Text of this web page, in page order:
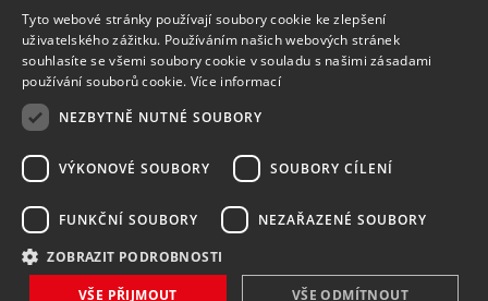
VŠE O NÁKUPU
O nás
Obchodní podmínky
Reklamační řád
Vrácení zboží
Zpracování osobních údajů
Způsoby dopravy
Copyright 2026 MAVEX, spol. s r.o. Všechna práva vyhrazena
Tyto webové stránky používají soubory cookie ke zlepšení
uživatelského zážitku. Používáním našich webových stránek
souhlasíte se všemi soubory cookie v souladu s našimi zásadami
používání souborů cookie. Více informací
NEZBYTNĚ NUTNÉ SOUBORY
VÝKONOVÉ SOUBORY SOUBORY CÍLENÍ
FUNKČNÍ SOUBORY NEZAŘAZENÉ SOUBORY
ZOBRAZIT PODROBNOSTI
VŠE PŘIJMOUT VŠE ODMÍTNOUT